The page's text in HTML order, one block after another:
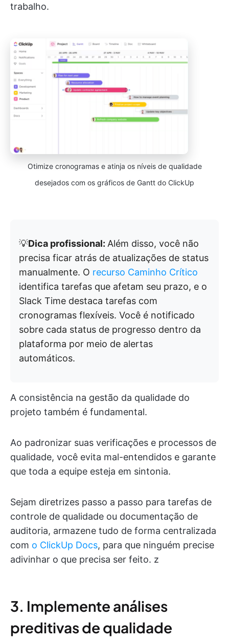
trabalho.
Otimize cronogramas e atinja os níveis de qualidade
desejados com os gráficos de Gantt do ClickUp
💡Dica profissional: Além disso, você não
precisa ficar atrás de atualizações de status
manualmente. O recurso Caminho Crítico
identifica tarefas que afetam seu prazo, e o
Slack Time destaca tarefas com
cronogramas flexíveis. Você é notificado
sobre cada status de progresso dentro da
plataforma por meio de alertas
automáticos.
A consistência na gestão da qualidade do
projeto também é fundamental.
Ao padronizar suas verificações e processos de
qualidade, você evita mal-entendidos e garante
que toda a equipe esteja em sintonia.
Sejam diretrizes passo a passo para tarefas de
controle de qualidade ou documentação de
auditoria, armazene tudo de forma centralizada
com o ClickUp Docs, para que ninguém precise
adivinhar o que precisa ser feito. z
3. Implemente análises
preditivas de qualidade